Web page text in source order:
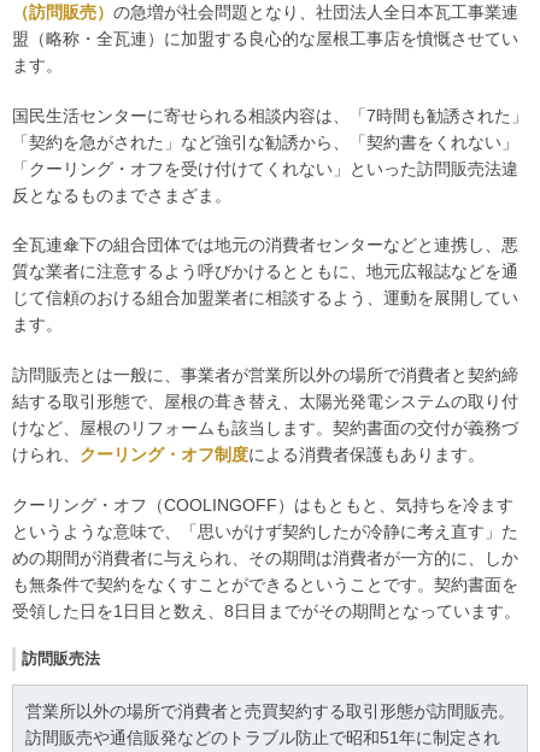
（訪問販売） の急増が社会問題となり、社団法人全日本瓦工事業連
盟（略称・全瓦連）に加盟する良心的な屋根工事店を憤慨させてい
ます。
国民生活センターに寄せられる相談内容は、「7時間も勧誘された」
「契約を急がされた」など強引な勧誘から、「契約書をくれない」
「クーリング・オフを受け付けてくれない」といった訪問販売法違
反となるものまでさまざま。
全瓦連傘下の組合団体では地元の消費者センターなどと連携し、悪
質な業者に注意するよう呼びかけるとともに、地元広報誌などを通
じて信頼のおける組合加盟業者に相談するよう、運動を展開してい
ます。
訪問販売とは一般に、事業者が営業所以外の場所で消費者と契約締
結する取引形態で、屋根の葺き替え、太陽光発電システムの取り付
けなど、屋根のリフォームも該当します。契約書面の交付が義務づ
けられ、 クーリング・オフ制度による消費者保護もあります。
クーリング・オフ（COOLINGOFF）はもともと、気持ちを冷ます
というような意味で、「思いがけず契約したが冷静に考え直す」た
めの期間が消費者に与えられ、その期間は消費者が一方的に、しか
も無条件で契約をなくすことができるということです。契約書面を
受領した日を1日目と数え、8日目までがその期間となっています。
訪問販売法
営業所以外の場所で消費者と売買契約する取引形態が訪間販売。
訪間販売や通信販発などのトラブル防止で昭和51年に制定され